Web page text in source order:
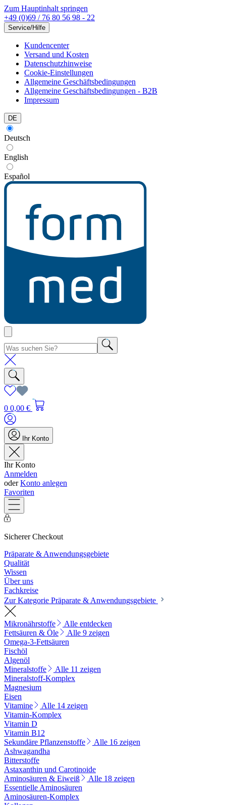
Zum Hauptinhalt springen
+49 (0)69 / 76 80 56 98 - 22
Service/Hilfe
Kundencenter
Versand und Kosten
Datenschutzhinweise
Cookie-Einstellungen
Allgemeine Geschäftsbedingungen
Allgemeine Geschäftsbedingungen - B2B
Impressum
DE
Deutsch
English
Español
0 0,00 €
Ihr Konto
Ihr Konto
Anmelden
oderKonto anlegen
Favoriten
Sicherer Checkout
Präparate & Anwendungsgebiete
Qualität
Wissen
Über uns
Fachkreise
Zur Kategorie Präparate & Anwendungsgebiete
Mikronährstoffe
Alle entdecken
Fettsäuren & Öle
Alle 9 zeigen
Omega-3-Fettsäuren
Fischöl
Algenöl
Mineralstoffe
Alle 11 zeigen
Mineralstoff-Komplex
Magnesium
Eisen
Vitamine
Alle 14 zeigen
Vitamin-Komplex
Vitamin D
Vitamin B12
Sekundäre Pflanzenstoffe
Alle 16 zeigen
Ashwagandha
Bitterstoffe
Astaxanthin und Carotinoide
Aminosäuren & Eiweiß
Alle 18 zeigen
Essentielle Aminosäuren
Aminosäuren-Komplex